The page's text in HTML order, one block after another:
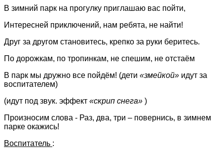
В зимний парк на прогулку приглашаю вас пойти,
Интересней приключений, нам ребята, не найти!
Друг за другом становитесь, крепко за руки беритесь.
По дорожкам, по тропинкам, не спешим, не отстаём
В парк мы дружно все пойдём! (дети «змейкой» идут за
воспитателем)
(идут под звук. эффект «скрип снега» )
Произносим слова - Раз, два, три – повернись, в зимнем
парке окажись!
Воспитатель :